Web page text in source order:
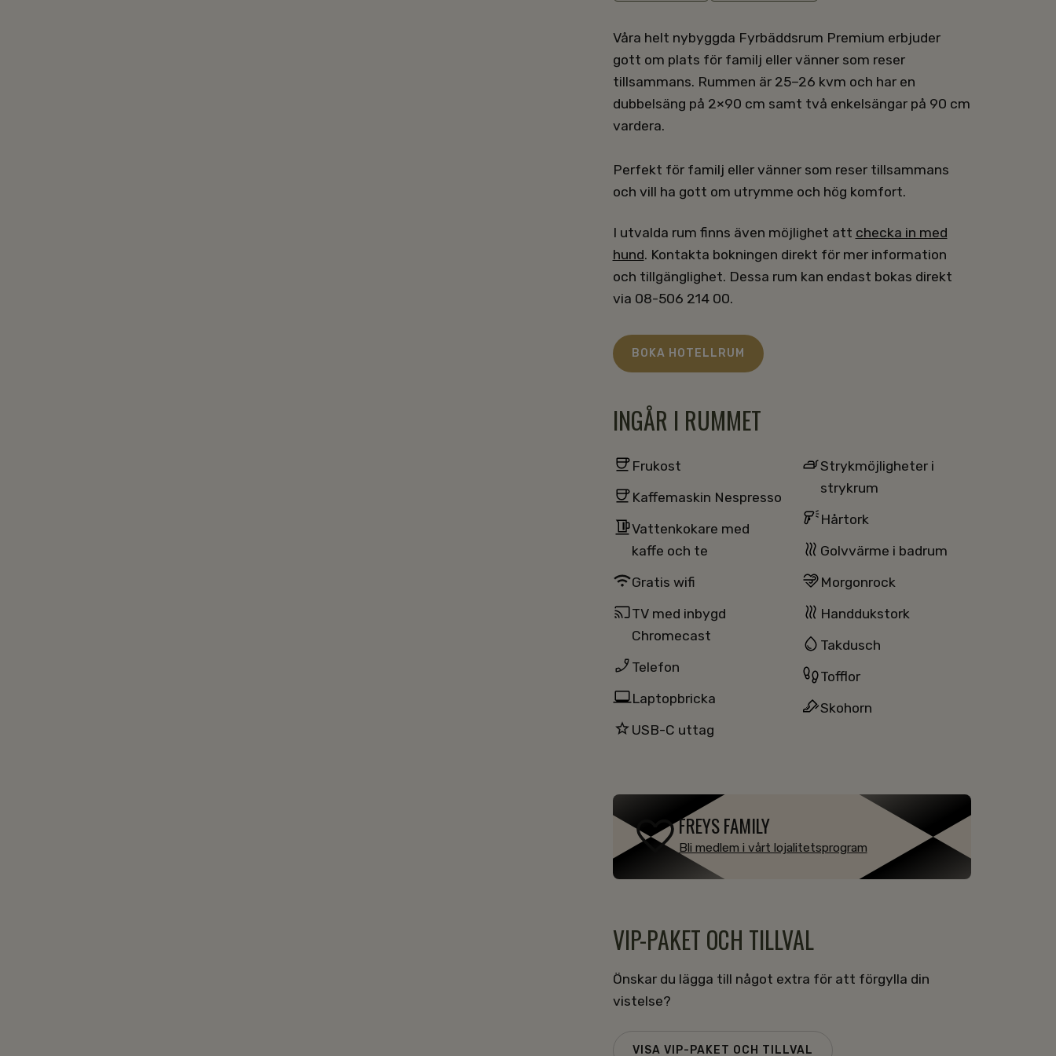
Våra helt nybyggda Fyrbäddsrum Premium erbjuder
gott om plats för familj eller vänner som reser
tillsammans. Rummen är 25–26 kvm och har en
dubbelsäng på 2×90 cm samt två enkelsängar på 90 cm
vardera.
Perfekt för familj eller vänner som reser tillsammans
och vill ha gott om utrymme och hög komfort.
I utvalda rum finns även möjlighet att checka in med
hund. Kontakta bokningen direkt för mer information
och tillgänglighet. Dessa rum kan endast bokas direkt
via 08-506 214 00.
BOKA HOTELLRUM
INGÅR I RUMMET
Frukost
Kaffemaskin Nespresso
Vattenkokare med
kaffe och te
Gratis wifi
TV med inbygd
Chromecast
Telefon
Laptopbricka
USB-C uttag
Strykmöjligheter i
strykrum
Hårtork
Golvvärme i badrum
Morgonrock
Handdukstork
Takdusch
Tofflor
Skohorn
FREYS FAMILY
Bli medlem i vårt lojalitetsprogram
VIP-PAKET OCH TILLVAL
Önskar du lägga till något extra för att förgylla din
vistelse?
VISA VIP-PAKET OCH TILLVAL